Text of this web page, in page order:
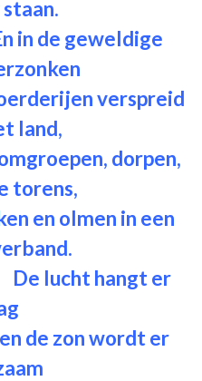
verspreid
land,
dorpen,
torens,
in een
hangt er
wordt er